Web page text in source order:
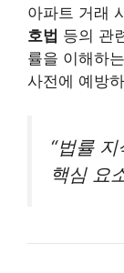
아파트 거래
호법 등의 관
률을 이해하
사전에 예방
“법률
핵심 요